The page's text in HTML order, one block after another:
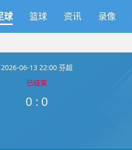
球 篮球 资讯 录像
2026-06-13 22:00 芬超
已结束
0 : 0